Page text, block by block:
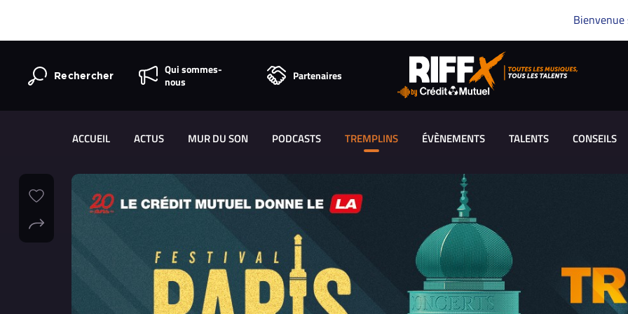
Bienvenue
Rechercher
Qui sommes-
nous
Partenaires
ACCUEIL ACTUS MUR DU SON PODCASTS TREMPLINS ÉVÈNEMENTS TALENTS CONSEILS